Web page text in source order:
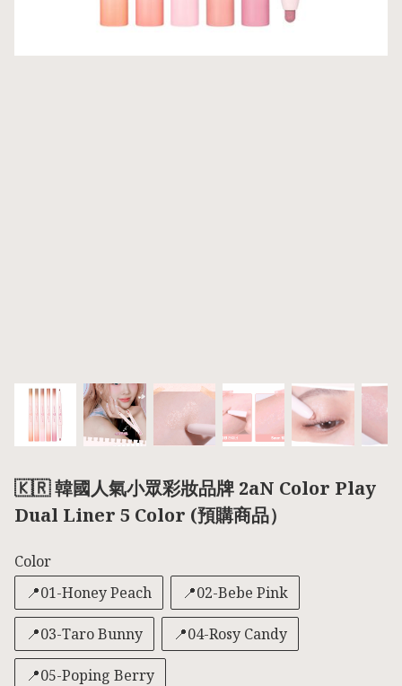
🇰🇷 韓國人氣小眾彩妝品牌 2aN Color Play
Dual Liner 5 Color (預購商品）
Color
📍01-Honey Peach
📍02-Bebe Pink
📍03-Taro Bunny 📍04-Rosy Candy
📍05-Poping Berry